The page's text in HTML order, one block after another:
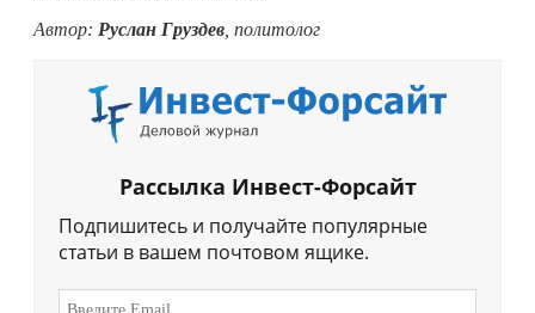
Автор: Руслан Груздев политолог
Рассылка Инвест-Форсайт
Подпишитесь и получайте популярные
статьи в вашем почтовом ящике.